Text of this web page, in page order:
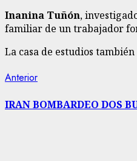
Inanina Tuñón,
familiar de un trabajador
La casa de estudios
Navegación
de
AnteriorEntrada
IRAN BOMBARDEO DOS